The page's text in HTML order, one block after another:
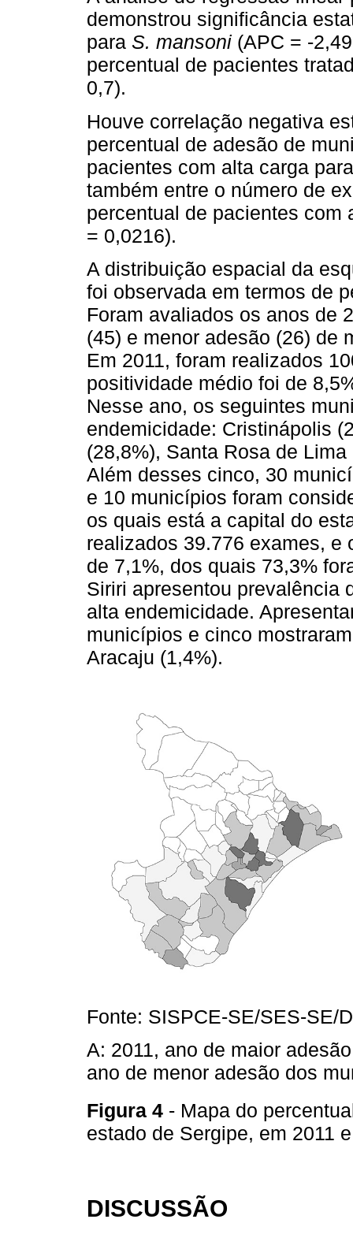
demonstrou significância
para S. mansoni (APC = -
percentual de pacientes
0,7).
Houve correlação negativa
percentual de adesão de
pacientes com alta carga
também entre o número de
percentual de pacientes com
= 0,0216).
A distribuição espacial da
foi observada em termos de
Foram avaliados os anos de
(45) e menor adesão (26) de
Em 2011, foram realizados
positividade médio foi de
Nesse ano, os seguintes
endemicidade: Cristinápolis
(28,8%), Santa Rosa de
Além desses cinco, 30
e 10 municípios foram
os quais está a capital do
realizados 39.776 exames, e
de 7,1%, dos quais 73,3%
Siriri apresentou prevalência
alta endemicidade.
municípios e cinco
Aracaju (1,4%).
Fonte: SISPCE-SE/SES-SE/
A: 2011, ano de maior
ano de menor adesão dos
Figura 4 - Mapa do
estado de Sergipe, em 2011
DISCUSSÃO